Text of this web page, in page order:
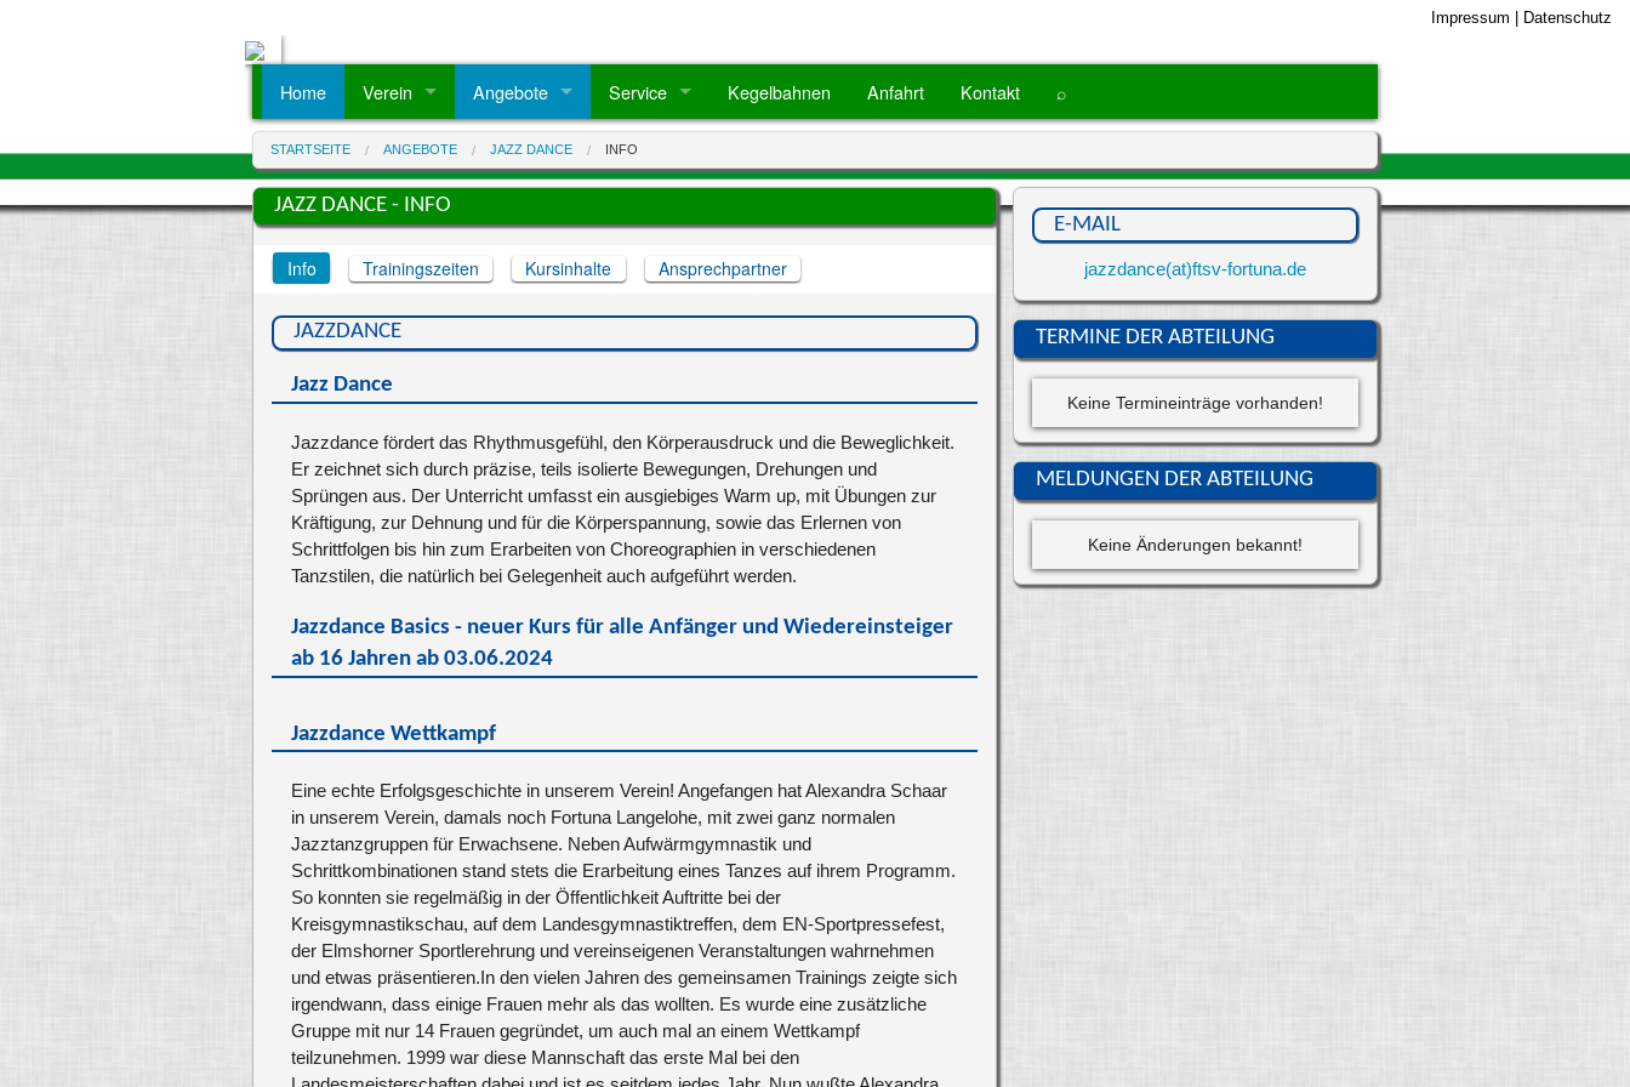
Impressum Datenschutz
Verein
Angebote
Home Verein
Über uns
Vorstand
Ehrenrat
Beauftragte
Angebote
alle Angebote von A-Z
Ballsport
Badminton
Tischtennis
Kampfsport
Aikido
Kendo
Nordic Walking
Rehasport
Sportabzeichen
Tanzsport
TANZEN FÜR KINDER UND JUGENDLICHE
Dance Academy
TANZEN FÜR ERWACHSENE
Jazz Dance
TANZEN & TANZKURSE
Turnen
Wassersport
Schwimmen
SONSTIGE ANGEBOTE
Kinder-/ Jugendfreizeiten
Service
Geschäftsstelle
Fragen und Antworten
Mitglied werden
Beiträge
Downloads
Kegelbahnen Anfahrt Kontakt ⌕
STARTSEITE ANGEBOTE JAZZ DANCE INFO
JAZZ DANCE - INFO
Info Trainingszeiten Kursinhalte Ansprechpartner
JAZZDANCE
Jazz Dance
Jazzdance fördert das Rhythmusgefühl, den Körperausdruck und die Beweglichkeit.
Er zeichnet sich durch präzise, teils isolierte Bewegungen, Drehungen und
Sprüngen aus. Der Unterricht umfasst ein ausgiebiges Warm up, mit Übungen zur
Kräftigung, zur Dehnung und für die Körperspannung, sowie das Erlernen von
Schrittfolgen bis hin zum Erarbeiten von Choreographien in verschiedenen
Tanzstilen, die natürlich bei Gelegenheit auch aufgeführt werden.
Jazzdance Basics - neuer Kurs für alle Anfänger und Wiedereinsteiger
ab 16 Jahren ab 03.06.2024
Jazzdance Wettkampf
Eine echte Erfolgsgeschichte in unserem Verein! Angefangen hat Alexandra Schaar
in unserem Verein, damals noch Fortuna Langelohe, mit zwei ganz normalen
Jazztanzgruppen für Erwachsene. Neben Aufwärmgymnastik und
Schrittkombinationen stand stets die Erarbeitung eines Tanzes auf ihrem Programm.
So konnten sie regelmäßig in der Öffentlichkeit Auftritte bei der
Kreisgymnastikschau, auf dem Landesgymnastiktreffen, dem EN-Sportpressefest,
der Elmshorner Sportlerehrung und vereinseigenen Veranstaltungen wahrnehmen
und etwas präsentieren.In den vielen Jahren des gemeinsamen Trainings zeigte sich
irgendwann, dass einige Frauen mehr als das wollten. Es wurde eine zusätzliche
Gruppe mit nur 14 Frauen gegründet, um auch mal an einem Wettkampf
teilzunehmen. 1999 war diese Mannschaft das erste Mal bei den
E-MAIL
jazzdance(at)ftsv-fortuna.de
TERMINE DER ABTEILUNG
Keine Termineinträge vorhanden!
MELDUNGEN DER ABTEILUNG
Keine Änderungen bekannt!